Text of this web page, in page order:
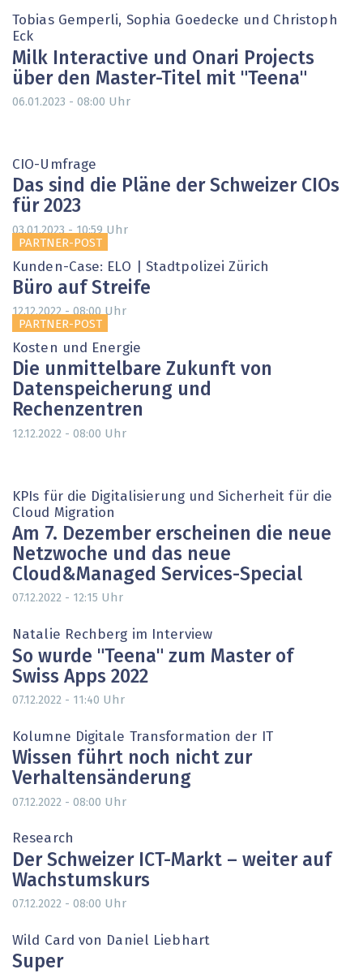
Tobias Gemperli, Sophia Goedecke und Christoph
Eck
Milk Interactive und Onari Projects
über den Master-Titel mit "Teena"
06.01.2023 - 08:00 Uhr
CIO-Umfrage
Das sind die Pläne der Schweizer CIOs
für 2023
03.01.2023 - 10:59 Uhr
PARTNER-POST
Kunden-Case: ELO | Stadtpolizei Zürich
Büro auf Streife
12.12.2022 - 08:00Uhr
PARTNER-POST
Kosten und Energie
Die unmittelbare Zukunft von
Datenspeicherung und
Rechenzentren
12.12.2022 - 08:00 Uhr
KPIs für die Digitalisierung und Sicherheit für die
Cloud Migration
Am 7. Dezember erscheinen die neue
Netzwoche und das neue
Cloud&Managed Services-Special
07.12.2022 - 12:15 Uhr
Natalie Rechberg im Interview
So wurde "Teena" zum Master of
Swiss Apps 2022
07.12.2022 - 11:40 Uhr
Kolumne Digitale Transformation der IT
Wissen führt noch nicht zur
Verhaltensänderung
07.12.2022 - 08:00 Uhr
Research
Der Schweizer ICT-Markt – weiter auf
Wachstumskurs
07.12.2022 - 08:00 Uhr
Wild Card von Daniel Liebhart
Super